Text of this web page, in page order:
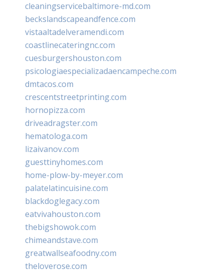
cleaningservicebaltimore-md.com
beckslandscapeandfence.com
vistaaltadelveramendi.com
coastlinecateringnc.com
cuesburgershouston.com
psicologiaespecializadaencampeche.com
dmtacos.com
crescentstreetprinting.com
hornopizza.com
driveadragster.com
hematologa.com
lizaivanov.com
guesttinyhomes.com
home-plow-by-meyer.com
palatelatincuisine.com
blackdoglegacy.com
eatvivahouston.com
thebigshowok.com
chimeandstave.com
greatwallseafoodny.com
theloverose.com